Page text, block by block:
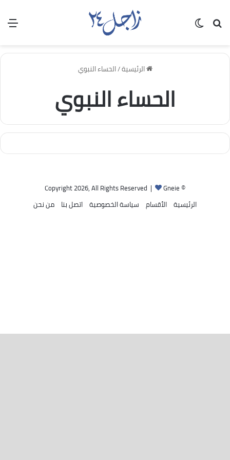
بحث عن
الرئيسية/الحساء النبوي
الحساء النبوي
© Copyright 2026, All Rights Reserved |
Gneie
الرئيسية الأقسام سياسة الخصوصية اتصل بنا من نحن